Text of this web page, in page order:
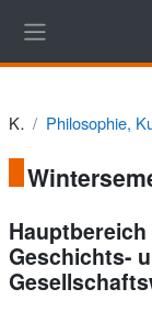
Kurse
Geschichts-